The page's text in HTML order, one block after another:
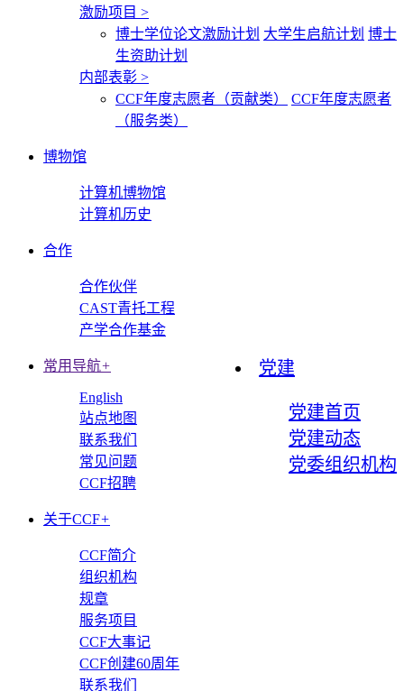
激励项目 >
博士学位论文激励计划 大学生启航计划 博士
生资助计划
内部表彰 >
CCF年度志愿者（贡献类）
CCF年度志愿者
（服务类）
博物馆
计算机博物馆
计算机历史
合作
合作伙伴
CAST青托工程
产学合作基金
党建
党建首页
党建动态
党委组织机构
常用导航+
English
站点地图
联系我们
常见问题
CCF招聘
关于CCF+
CCF简介
组织机构
规章
服务项目
CCF大事记
CCF创建60周年
联系我们